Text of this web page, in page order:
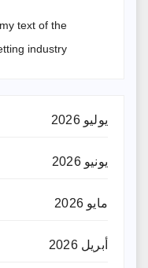
text of the
industry.
يوليو 2026
يونيو 2026
مايو 2026
أبريل 2026